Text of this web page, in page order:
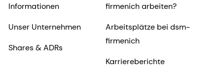
Informationen
Unser Unternehmen
Shares & ADRs
firmenich arbeiten?
Arbeitsplätze bei dsm-
firmenich
Karriereberichte